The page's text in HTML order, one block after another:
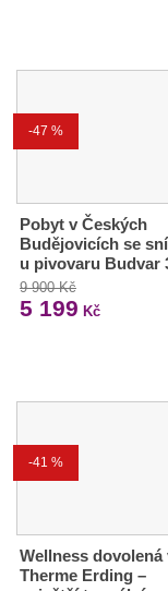
-47 %
Pobyt v Českých
Budějovicích se
u pivovaru Budvar
9 900 Kč
5 199 Kč
-41 %
Wellness dovolená
Therme Erding –